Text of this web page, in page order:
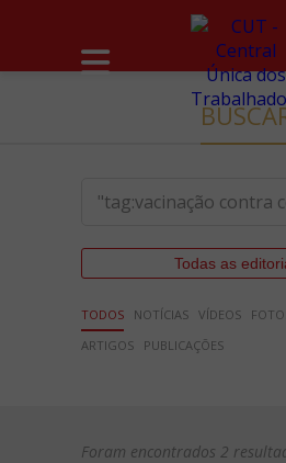
Todas as
TODOS NOTÍCIAS VÍDEOS
ARTIGOS
PUBLICAÇÕES
Foram encontrados 2